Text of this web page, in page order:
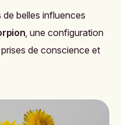
de belles influences
, une configuration
de conscience et